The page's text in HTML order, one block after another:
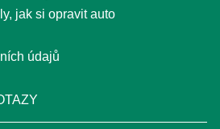
jak si opravit auto
údajů